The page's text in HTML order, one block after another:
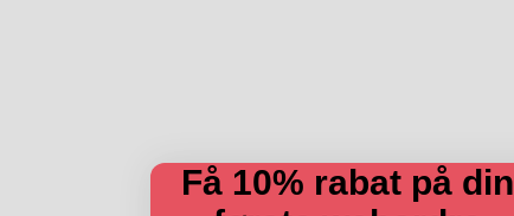
Få 10% rabat på din